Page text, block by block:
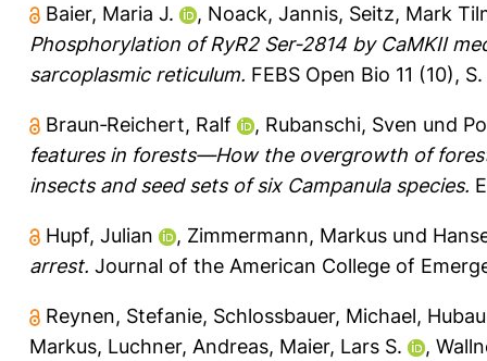
Baier, Maria J. , Noack, Jannis, Seitz, Mark
Phosphorylation of RyR2 Ser‐2814 by CaMKII
sarcoplasmic reticulum. FEBS Open Bio 11 (10),
Braun‐Reichert, Ralf , Rubanschi, Sven und
features in forests—How the overgrowth of
insects and seed sets of six Campanula species.
Hupf, Julian , Zimmermann, Markus und
arrest. Journal of the American College of
Reynen, Stefanie, Schlossbauer, Michael,
Markus, Luchner, Andreas, Maier, Lars S. ,